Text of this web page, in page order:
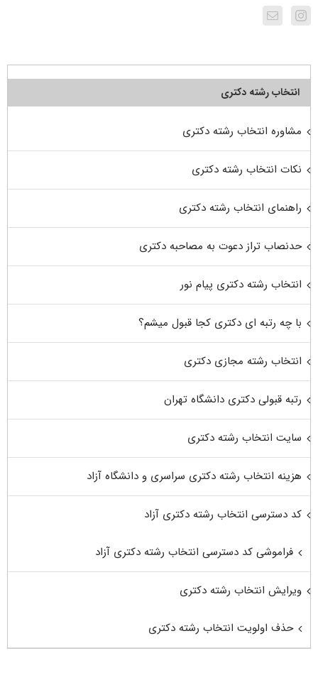
انتخاب رشته دکتری
مشاوره انتخاب رشته دکتری
نکات انتخاب رشته دکتری
راهنمای انتخاب رشته دکتری
حدنصاب تراز دعوت به مصاحبه دکتری
انتخاب رشته دکتری پیام نور
با چه رتبه ای دکتری کجا قبول میشم؟
انتخاب رشته مجازی دکتری
رتبه قبولی دکتری دانشگاه تهران
سایت انتخاب رشته دکتری
هزینه انتخاب رشته دکتری سراسری و دانشگاه آزاد
کد دسترسی انتخاب رشته دکتری آزاد
فراموشی کد دسترسی انتخاب رشته دکتری آزاد
ویرایش انتخاب رشته دکتری
حذف اولویت انتخاب رشته دکتری